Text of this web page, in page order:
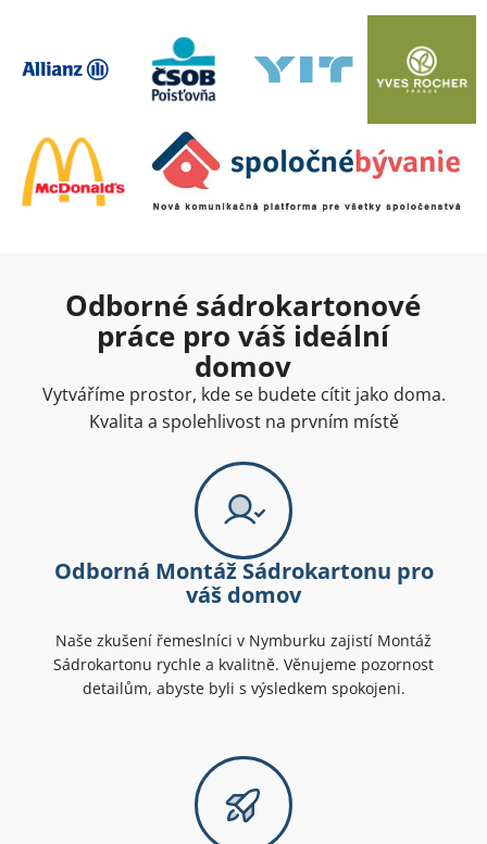
Odborné sádrokartonové
práce pro váš ideální
domov
Vytváříme prostor, kde se budete cítit jako doma.
Kvalita a spolehlivost na prvním místě
Odborná Montáž Sádrokartonu pro
váš domov
Naše zkušení řemeslníci v Nymburku zajistí Montáž
Sádrokartonu rychle a kvalitně. Věnujeme pozornost
detailům, abyste byli s výsledkem spokojeni.